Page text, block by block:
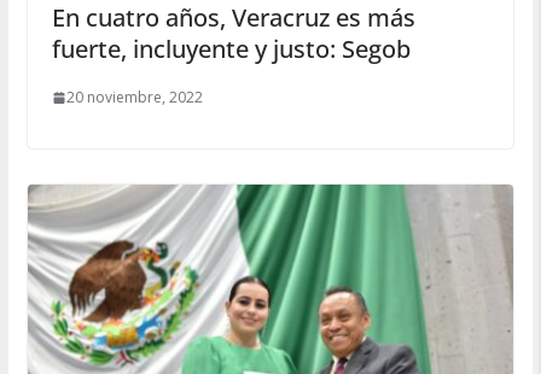
En cuatro años, Veracruz es más
fuerte, incluyente y justo: Segob
20 noviembre, 2022